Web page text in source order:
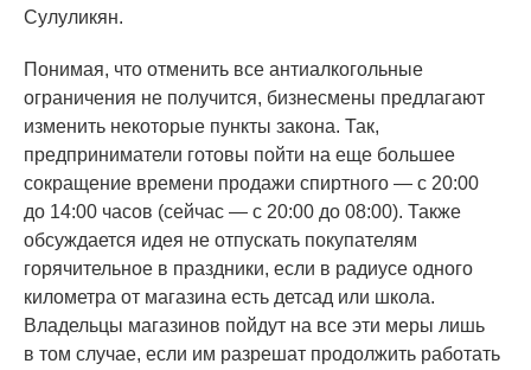
Сулуликян.
Понимая, что отменить все антиалкогольные
ограничения не получится, бизнесмены предлагают
изменить некоторые пункты закона. Так,
предприниматели готовы пойти на еще большее
сокращение времени продажи спиртного — с 20:00
до 14:00 часов (сейчас — с 20:00 до 08:00). Также
обсуждается идея не отпускать покупателям
горячительное в праздники, если в радиусе одного
километра от магазина есть детсад или школа.
Владельцы магазинов пойдут на все эти меры лишь
в том случае, если им разрешат продолжить работать